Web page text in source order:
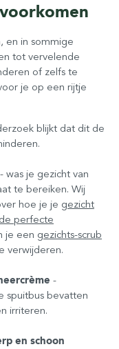
en in sommige
tot vervelende
of zelfs te
je op een rijtje
blijkt dat dit de
- was je gezicht van
te bereiken. Wij
hoe je je gezicht
de perfecte
je een gezichts-scrub
verwijderen.
-
spuitbus bevatten
irriteren.
en schoon